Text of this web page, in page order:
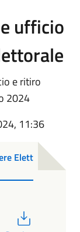
ufficio
e ritiro
2024
11:36
Elett